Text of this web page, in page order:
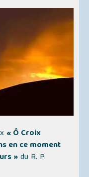
« Ô Croix
en ce moment
»du R. P.